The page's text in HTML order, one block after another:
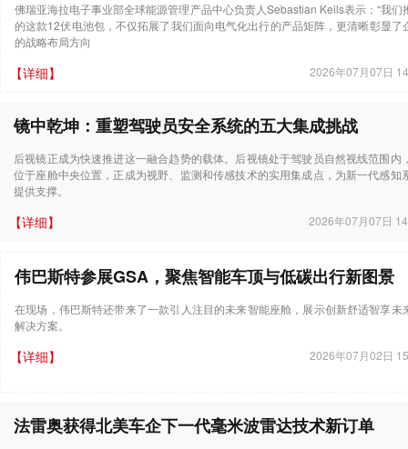
佛瑞亚海拉电子事业部全球能源管理产品中心负责人Sebastian Keils表示：“我们
的这款12伏电池包，不仅拓展了我们面向电气化出行的产品矩阵，更清晰彰显了
的战略布局方向
【详细】 2026年07月07日
镜中乾坤：重塑驾驶员安全系统的五大集成挑战
后视镜正成为快速推进这一融合趋势的载体。后视镜处于驾驶员自然视线范围内
位于座舱中央位置，正成为视野、监测和传感技术的实用集成点，为新一代感知
提供支撑。
【详细】 2026年07月07日
伟巴斯特参展GSA，聚焦智能车顶与低碳出行新图景
在现场，伟巴斯特还带来了一款引人注目的未来智能座舱，展示创新舒适智享未
解决方案。
【详细】 2026年07月02日
法雷奥获得北美车企下一代毫米波雷达技术新订单